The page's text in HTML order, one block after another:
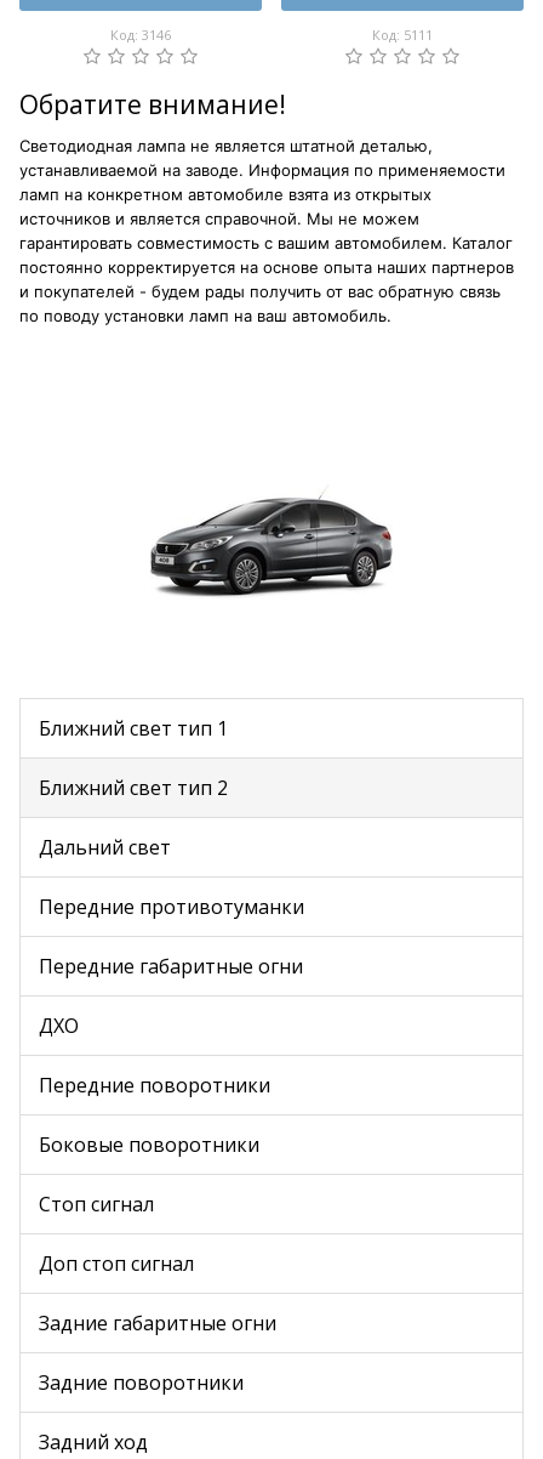
Код: 3146 Код: 5111
Обратите внимание!
Светодиодная лампа не является штатной деталью,
устанавливаемой на заводе. Информация по применяемости
ламп на конкретном автомобиле взята из открытых
источников и является справочной. Мы не можем
гарантировать совместимость с вашим автомобилем. Каталог
постоянно корректируется на основе опыта наших партнеров
и покупателей - будем рады получить от вас обратную связь
по поводу установки ламп на ваш автомобиль.
Ближний свет тип 1
Ближний свет тип 2
Дальний свет
Передние противотуманки
Передние габаритные огни
ДХО
Передние поворотники
Боковые поворотники
Стоп сигнал
Доп стоп сигнал
Задние габаритные огни
Задние поворотники
Задний ход